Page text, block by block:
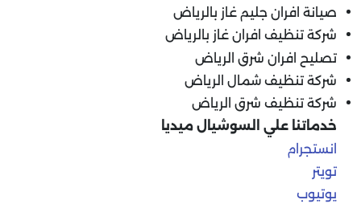
صيانة افران جليم غاز بالرياض
شركة تنظيف افران غاز بالرياض
تصليح افران شرق الرياض
شركة تنظيف شمال الرياض
شركة تنظيف شرق الرياض
خدماتنا علي السوشيال ميديا
انستجرام
تويتر
يوتيوب